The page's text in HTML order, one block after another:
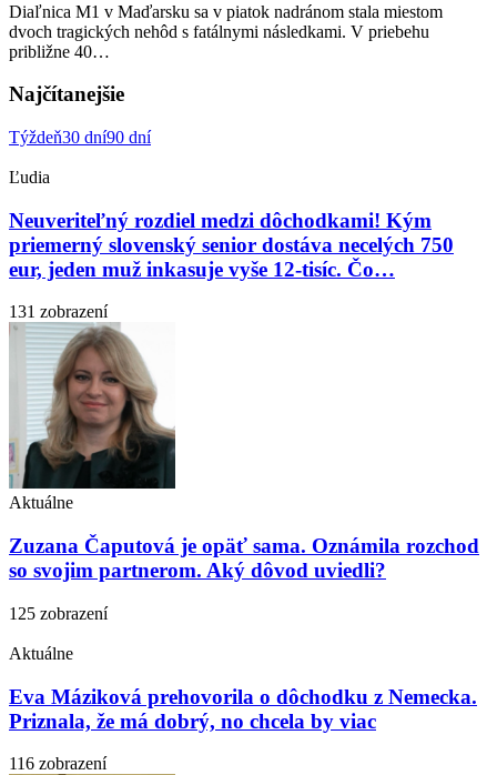
Diaľnica M1 v Maďarsku sa v piatok nadránom stala miestom
dvoch tragických nehôd s fatálnymi následkami. V priebehu
približne 40…
Najčítanejšie
Týždeň30 dní90 dní
Ľudia
Neuveriteľný rozdiel medzi dôchodkami! Kým
priemerný slovenský senior dostáva necelých 750
eur, jeden muž inkasuje vyše 12-tisíc. Čo…
131 zobrazení
Aktuálne
Zuzana Čaputová je opäť sama. Oznámila rozchod
so svojim partnerom. Aký dôvod uviedli?
125 zobrazení
Aktuálne
Eva Máziková prehovorila o dôchodku z Nemecka.
Priznala, že má dobrý, no chcela by viac
116 zobrazení